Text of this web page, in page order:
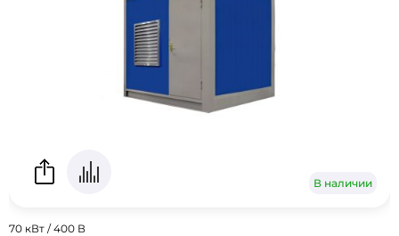
В наличии
70 кВт / 400 В